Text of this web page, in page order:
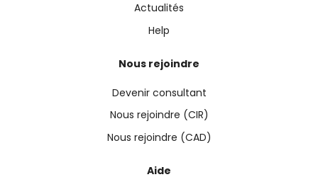
Actualités
Help
Nous rejoindre
Devenir consultant
Nous rejoindre (CIR)
Nous rejoindre (CAD)
Aide